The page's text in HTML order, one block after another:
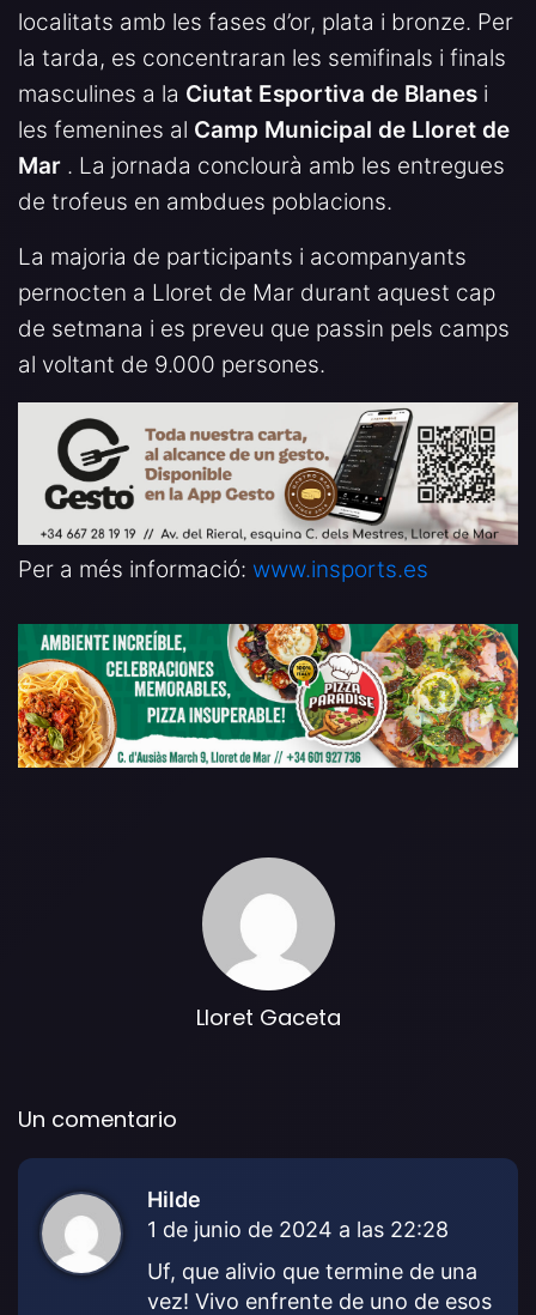
localitats amb les fases d’or, plata i bronze. Per
la tarda, es concentraran les semifinals i finals
masculines a la Ciutat Esportiva de Blanes i
les femenines al Camp Municipal de Lloret de
Mar . La jornada conclourà amb les entregues
de trofeus en ambdues poblacions.
La majoria de participants i acompanyants
pernocten a Lloret de Mar durant aquest cap
de setmana i es preveu que passin pels camps
al voltant de 9.000 persones.
Per a més informació: www.insports.es
Lloret Gaceta
Un comentario
Hilde
i
e
1 de junio de 2024 a las 22:28
Uf, que alivio que termine de una
vez! Vivo enfrente de uno de esos